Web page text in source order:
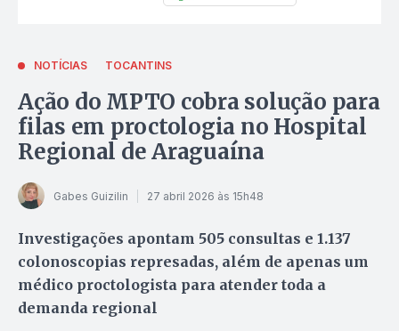
NOTÍCIAS TOCANTINS
Ação do MPTO cobra solução para
filas em proctologia no Hospital
Regional de Araguaína
Gabes Guizilin 27 abril 2026 às 15h48
Investigações apontam 505 consultas e 1.137
colonoscopias represadas, além de apenas um
médico proctologista para atender toda a
demanda regional